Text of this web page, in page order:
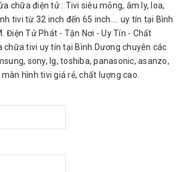
chữa điện tử : Tivi siêu mỏng, âm ly, loa,
tivi từ 32 inch đến 65 inch.... uy tín tại Bình
Điện Tử Phát - Tận Nơi - Uy Tín - Chất
chữa tivi uy tín tại Bình Dương chuyên các
sony, lg, toshiba, panasonic, asanzo,
hình tivi giá rẻ, chất lượng cao.